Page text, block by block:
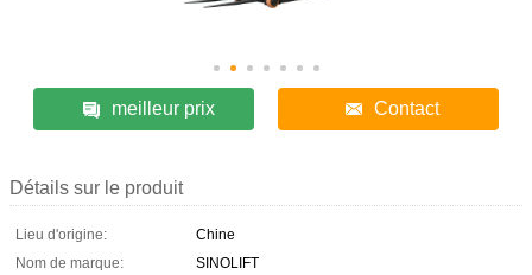
meilleur prix Contact
Détails sur le produit
Lieu d'origine:
Chine
Nom de marque:
SINOLIFT